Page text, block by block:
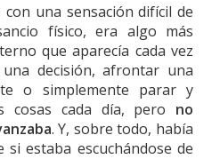
una sensación difícil de
físico, era algo más
que aparecía cada vez
decisión, afrontar una
o simplemente parar y
cosas cada día, pero no
. Y, sobre todo, había
estaba escuchándose de